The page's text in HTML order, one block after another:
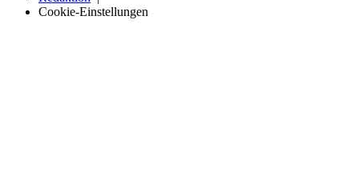
Cookie-Einstellungen